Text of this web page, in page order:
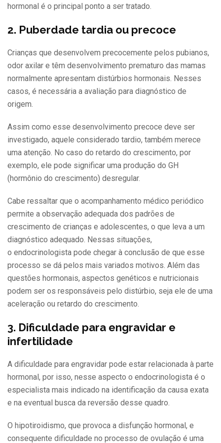
hormonal é o principal ponto a ser tratado.
2. Puberdade tardia ou precoce
Crianças que desenvolvem precocemente pelos pubianos,
odor axilar e têm desenvolvimento prematuro das mamas
normalmente apresentam distúrbios hormonais. Nesses
casos, é necessária a avaliação para diagnóstico de
origem.
Assim como esse desenvolvimento precoce deve ser
investigado, aquele considerado tardio, também merece
uma atenção. No caso do retardo do crescimento, por
exemplo, ele pode significar uma produção do GH
(hormônio do crescimento) desregular.
Cabe ressaltar que o acompanhamento médico periódico
permite a observação adequada dos padrões de
crescimento de crianças e adolescentes, o que leva a um
diagnóstico adequado. Nessas situações,
o endocrinologista pode chegar à conclusão de que esse
processo se dá pelos mais variados motivos. Além das
questões hormonais, aspectos genéticos e nutricionais
podem ser os responsáveis pelo distúrbio, seja ele de uma
aceleração ou retardo do crescimento.
3. Dificuldade para engravidar e
infertilidade
A dificuldade para engravidar pode estar relacionada à parte
hormonal, por isso, nesse aspecto o endocrinologista é o
especialista mais indicado na identificação da causa exata
e na eventual busca da reversão desse quadro.
O hipotiroidismo, que provoca a disfunção hormonal, e
consequente dificuldade no processo de ovulação é uma